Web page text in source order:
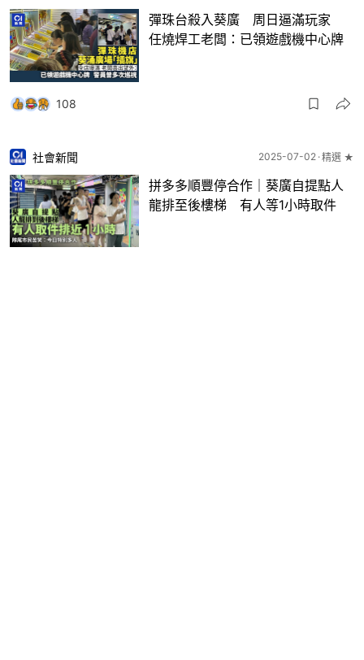
彈珠台殺入葵廣 周日逼滿玩家
任燒焊工老闆：已領遊戲機中心牌
108
社會新聞 2025-07-02 精選 ★
拼多多順豐停合作｜葵廣自提點人
龍排至後樓梯 有人等1小時取件